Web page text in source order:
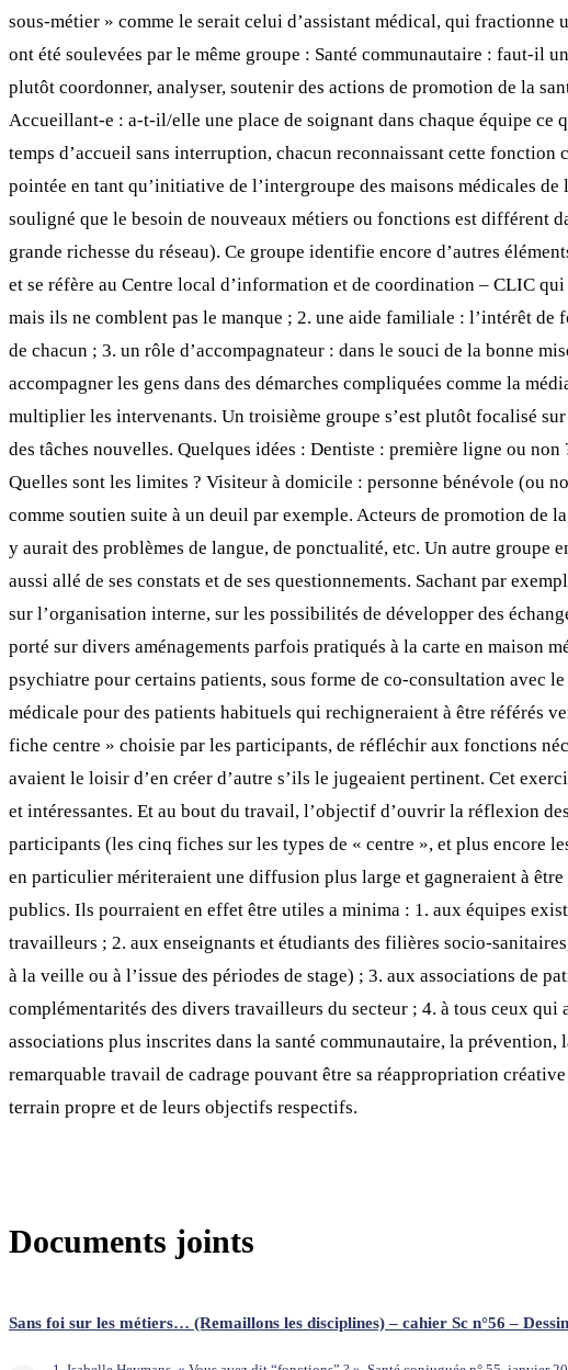
sous-métier » comme le serait celui d’assistant médical, qui
ont été soulevées par le même groupe : Santé communautaire : faut-il
plutôt coordonner, analyser, soutenir des actions de promotion de la
Accueillant-e : a-t-il/elle une place de soignant dans chaque équipe
temps d’accueil sans interruption, chacun reconnaissant cette
pointée en tant qu’initiative de l’intergroupe des maisons médicales
souligné que le besoin de nouveaux métiers ou fonctions est différent
grande richesse du réseau). Ce groupe identifie encore d’autres
et se réfère au Centre local d’information et de coordination – CLIC
mais ils ne comblent pas le manque ; 2. une aide familiale : l’intérêt
de chacun ; 3. un rôle d’accompagnateur : dans le souci de la bonne
accompagner les gens dans des démarches compliquées comme la
multiplier les intervenants. Un troisième groupe s’est plutôt focalisé
des tâches nouvelles. Quelques idées : Dentiste : première ligne ou
Quelles sont les limites ? Visiteur à domicile : personne bénévole (ou
comme soutien suite à un deuil par exemple. Acteurs de promotion de
y aurait des problèmes de langue, de ponctualité, etc. Un autre
aussi allé de ses constats et de ses questionnements. Sachant par
sur l’organisation interne, sur les possibilités de développer des
porté sur divers aménagements parfois pratiqués à la carte en maison
psychiatre pour certains patients, sous forme de co-consultation avec
médicale pour des patients habituels qui rechigneraient à être référés
fiche centre » choisie par les participants, de réfléchir aux fonctions
avaient le loisir d’en créer d’autre s’ils le jugeaient pertinent. Cet
et intéressantes. Et au bout du travail, l’objectif d’ouvrir la réflexion
participants (les cinq fiches sur les types de « centre », et plus encore
en particulier mériteraient une diffusion plus large et gagneraient à
publics. Ils pourraient en effet être utiles a minima : 1. aux équipes
travailleurs ; 2. aux enseignants et étudiants des filières socio-
à la veille ou à l’issue des périodes de stage) ; 3. aux associations de
complémentarités des divers travailleurs du secteur ; 4. à tous ceux
associations plus inscrites dans la santé communautaire, la
remarquable travail de cadrage pouvant être sa réappropriation
terrain propre et de leurs objectifs respectifs.
Documents joints
Sans foi sur les métiers… (Remaillons les disciplines) – cahier Sc n°56 –